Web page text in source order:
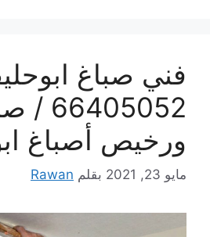
فني صباغ
ورخيص أصباغ
مايو 23, 2021 بقلم Rawan